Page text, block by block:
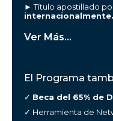
► Título apostillado
internacionalmente.
Ver Más...
El Programa
✓ Beca del 65% de
✓ Herramienta de